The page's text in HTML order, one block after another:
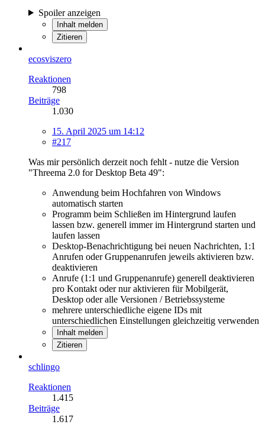
Spoiler anzeigen
Inhalt melden
Zitieren
ecosviszero
Reaktionen
798
Beiträge
1.030
15. April 2025 um 14:12
#217
Was mir persönlich derzeit noch fehlt - nutze die Version
"Threema 2.0 for Desktop Beta 49":
Anwendung beim Hochfahren von Windows
automatisch starten
Programm beim Schließen im Hintergrund laufen
lassen bzw. generell immer im Hintergrund starten und
laufen lassen
Desktop-Benachrichtigung bei neuen Nachrichten, 1:1
Anrufen oder Gruppenanrufen jeweils aktivieren bzw.
deaktivieren
Anrufe (1:1 und Gruppenanrufe) generell deaktivieren
pro Kontakt oder nur aktivieren für Mobilgerät,
Desktop oder alle Versionen / Betriebssysteme
mehrere unterschiedliche eigene IDs mit
unterschiedlichen Einstellungen gleichzeitig verwenden
Inhalt melden
Zitieren
schlingo
Reaktionen
1.415
Beiträge
1.617